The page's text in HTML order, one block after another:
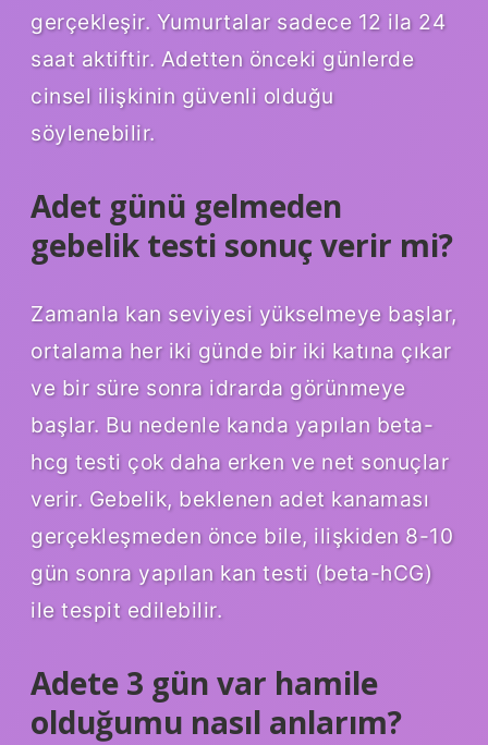
gerçekleşir. Yumurtalar sadece 12 ila 24
saat aktiftir. Adetten önceki günlerde
cinsel ilişkinin güvenli olduğu
söylenebilir.
Adet günü gelmeden
gebelik testi sonuç verir mi?
Zamanla kan seviyesi yükselmeye başlar,
ortalama her iki günde bir iki katına çıkar
ve bir süre sonra idrarda görünmeye
başlar. Bu nedenle kanda yapılan beta-
hcg testi çok daha erken ve net sonuçlar
verir. Gebelik, beklenen adet kanaması
gerçekleşmeden önce bile, ilişkiden 8-10
gün sonra yapılan kan testi (beta-hCG)
ile tespit edilebilir.
Adete 3 gün var hamile
olduğumu nasıl anlarım?